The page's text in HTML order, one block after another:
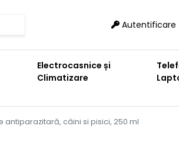
Autentificare
Electrocasnice și
Climatizare
antiparazitară, câini si pisici, 250 ml